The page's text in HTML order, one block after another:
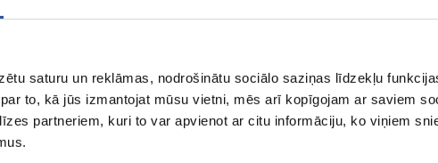
saturu un reklāmas, nodrošinātu sociālo saziņas līdzekļu
to, kā jūs izmantojat mūsu vietni, mēs arī kopīgojam ar saviem
partneriem, kuri to var apvienot ar citu informāciju, ko viņiem
ist Ostlemine